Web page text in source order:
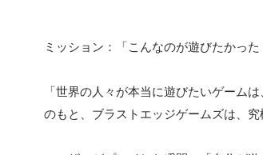
ミッション：「こんなのが遊びたかっ
「世界の人々が本当に遊びたいゲーム
のもと、ブラストエッジゲームズは、